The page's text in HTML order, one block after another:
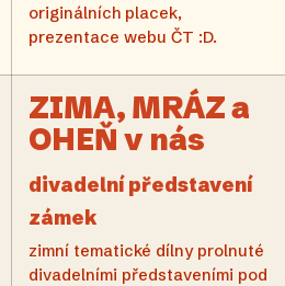
originálních placek,
prezentace webu ČT :D.
ZIMA, MRÁZ a
OHEŇ v nás
divadelní představení
zámek
zimní tematické dílny prolnuté
divadelními představeními pod